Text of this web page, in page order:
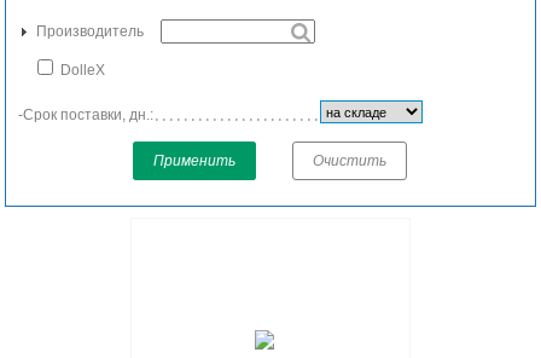
Производитель
DolleX
-Срок поставки, дн.:
Применить Очистить